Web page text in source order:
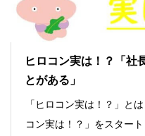
ヒロコン実は！？「社
とがある」
「ヒロコン実は！？」と
コン実は！？」をスター